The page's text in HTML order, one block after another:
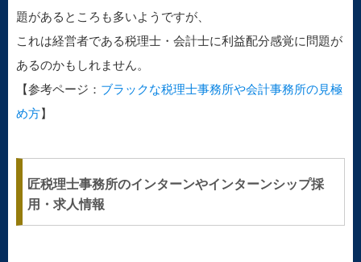
題があるところも多いようですが、
これは経営者である税理士・会計士に利益配分感覚に問題が
あるのかもしれません。
【参考ページ： ブラックな税理士事務所や会計事務所の見極
め方】
匠税理士事務所のインターンやインターンシップ採
用・求人情報